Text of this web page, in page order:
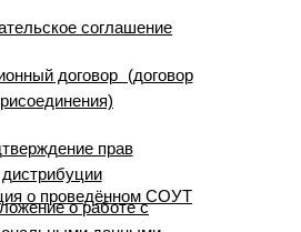
соглашение
договор (договор
прав
дистрибуции
о проведённом СОУТ
о работе с